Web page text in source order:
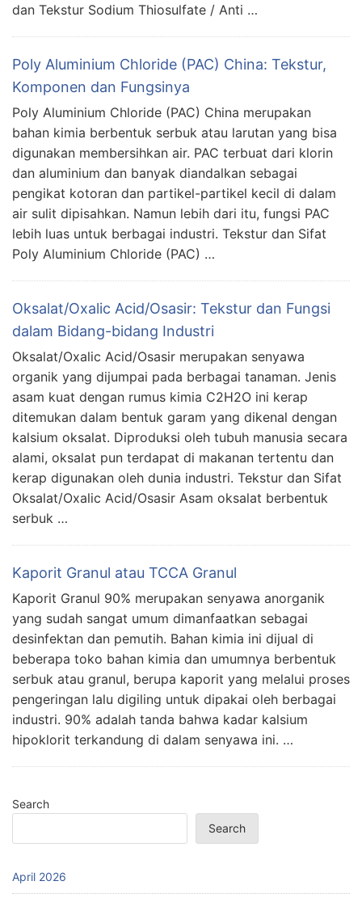
dan Tekstur Sodium Thiosulfate / Anti …
Poly Aluminium Chloride (PAC) China: Tekstur,
Komponen dan Fungsinya
Poly Aluminium Chloride (PAC) China merupakan
bahan kimia berbentuk serbuk atau larutan yang bisa
digunakan membersihkan air. PAC terbuat dari klorin
dan aluminium dan banyak diandalkan sebagai
pengikat kotoran dan partikel-partikel kecil di dalam
air sulit dipisahkan. Namun lebih dari itu, fungsi PAC
lebih luas untuk berbagai industri. Tekstur dan Sifat
Poly Aluminium Chloride (PAC) …
Oksalat/Oxalic Acid/Osasir: Tekstur dan Fungsi
dalam Bidang-bidang Industri
Oksalat/Oxalic Acid/Osasir merupakan senyawa
organik yang dijumpai pada berbagai tanaman. Jenis
asam kuat dengan rumus kimia C2H2O ini kerap
ditemukan dalam bentuk garam yang dikenal dengan
kalsium oksalat. Diproduksi oleh tubuh manusia secara
alami, oksalat pun terdapat di makanan tertentu dan
kerap digunakan oleh dunia industri. Tekstur dan Sifat
Oksalat/Oxalic Acid/Osasir Asam oksalat berbentuk
serbuk …
Kaporit Granul atau TCCA Granul
Kaporit Granul 90% merupakan senyawa anorganik
yang sudah sangat umum dimanfaatkan sebagai
desinfektan dan pemutih. Bahan kimia ini dijual di
beberapa toko bahan kimia dan umumnya berbentuk
serbuk atau granul, berupa kaporit yang melalui proses
pengeringan lalu digiling untuk dipakai oleh berbagai
industri. 90% adalah tanda bahwa kadar kalsium
hipoklorit terkandung di dalam senyawa ini. …
Search
Search
April 2026